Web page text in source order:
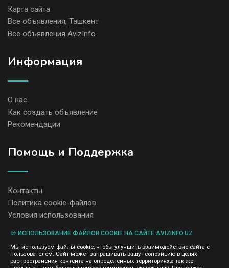
Карта сайта
Все объявления, Ташкент
Все объявления AvizInfo
Информация
О нас
Как создать объявление
Рекомендации
Помощь и Поддержка
Контакты
Политика cookie-файлов
Условия использования
содержание размещенных объявлений.
Мы ценим конфиденциальность наших пользователей. Мы не
передаем и не продаем личную информацию зарегистрированных
🍪 ИСПОЛЬЗОВАНИЕ ФАЙЛОВ COOKIE НА САЙТЕ AVIZINFO.UZ
Мы используем файлы cookie, чтобы улучшить взаимодействие сайта с
пользователем. Сайт может запрашивать вашу геопозицию в целях
распространения контента на определенных территориях,а так же